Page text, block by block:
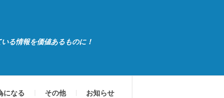
る情報を価値あるものに！
になる その他 お知らせ